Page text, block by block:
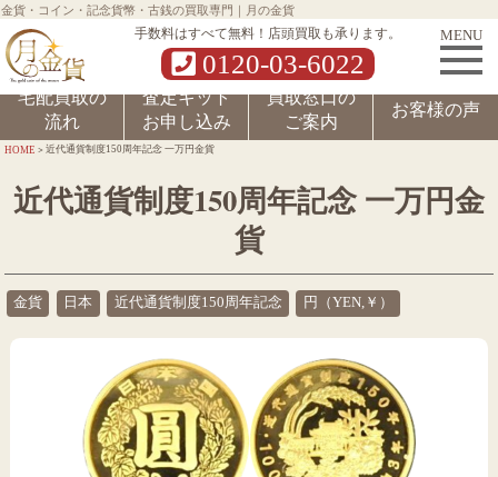
金貨・コイン・記念貨幣・古銭の買取専門｜月の金貨
手数料はすべて無料！店頭買取も承ります。
0120-03-6022
MENU
宅配買取の
流れ
査定キット
お申し込み
買取窓口の
ご案内
お客様の声
HOME >近代通貨制度150周年記念 一万円金貨
近代通貨制度150周年記念 一万円金
貨
金貨 日本 近代通貨制度150周年記念 円（YEN,￥）